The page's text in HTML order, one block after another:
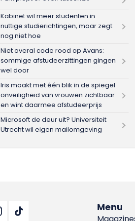
Kabinet wil meer studenten in
nuttige studierichtingen, maar zegt
nog niet hoe
Niet overal code rood op Avans:
sommige afstudeerzittingen gingen
wel door
Iris maakt met één blik in de spiegel
onveiligheid van vrouwen zichtbaar
en wint daarmee afstudeerprijs
Microsoft de deur uit? Universiteit
Utrecht wil eigen mailomgeving
Menu